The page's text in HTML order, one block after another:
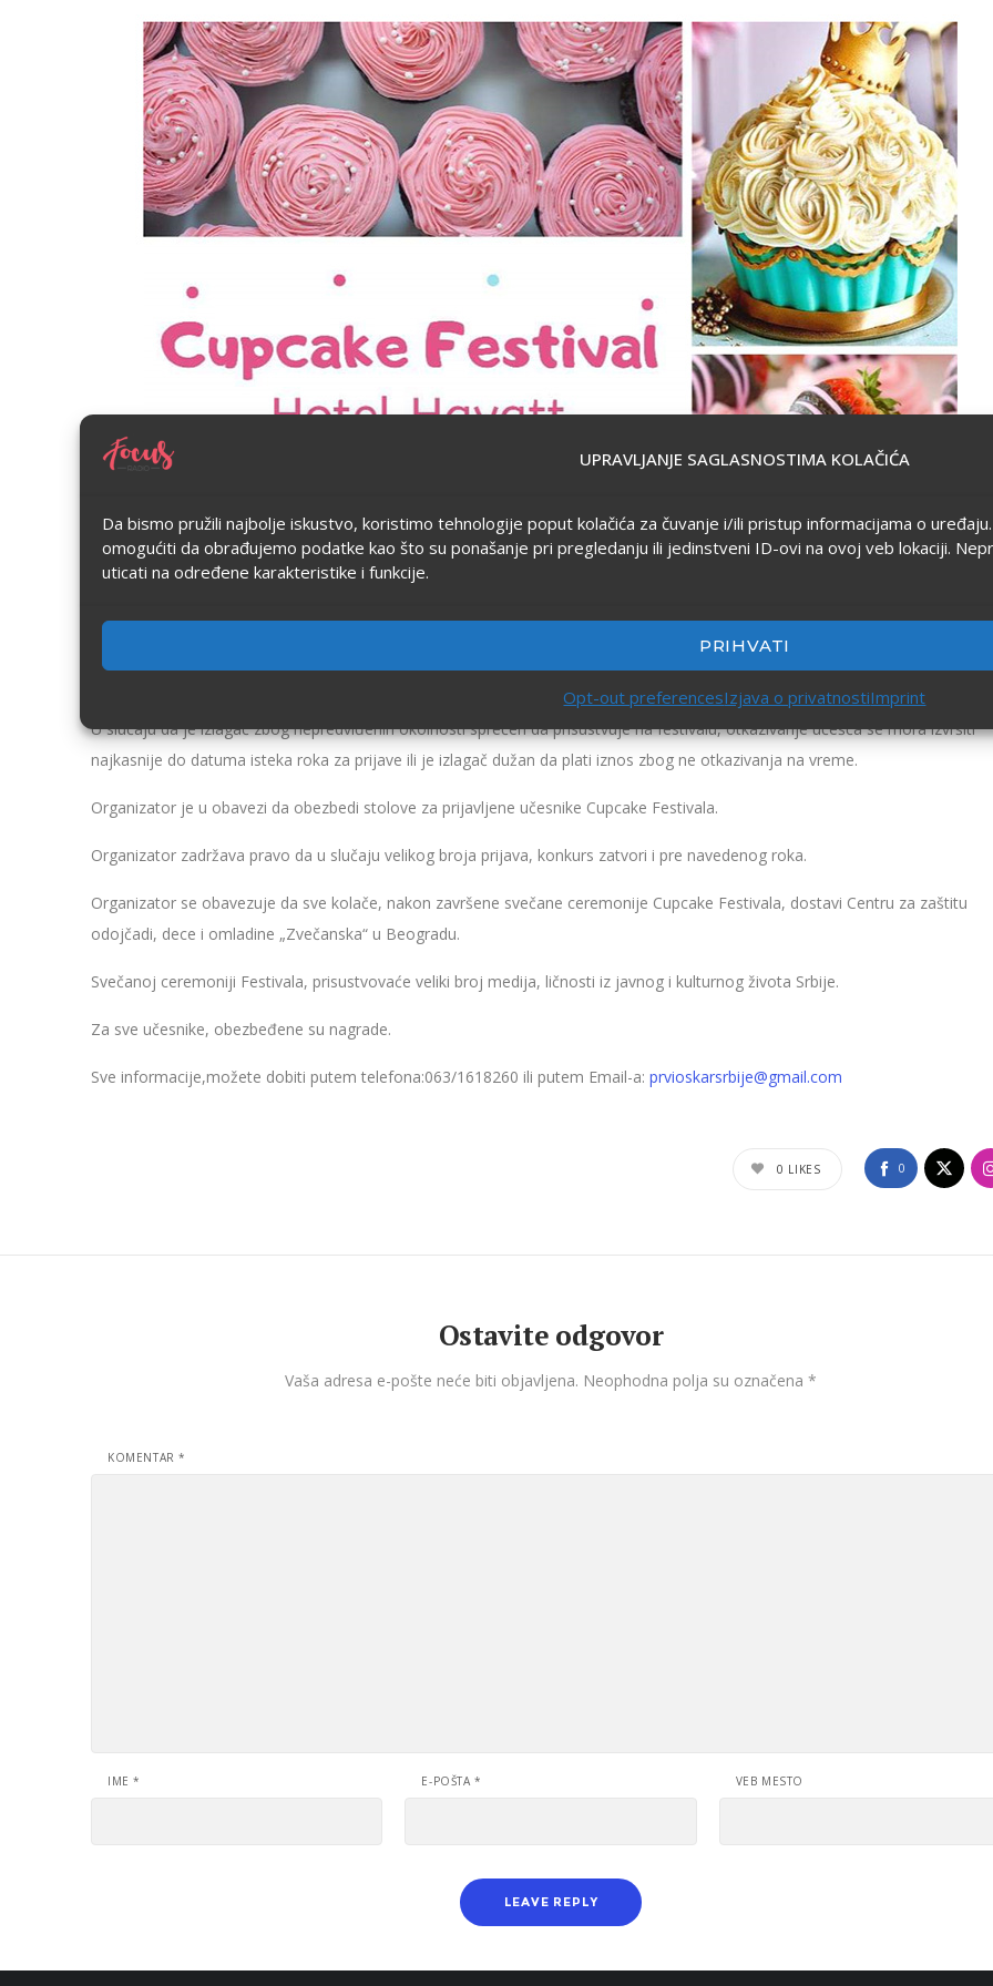
UPRAVLJANJE SAGLASNOSTIMA KOLAČIĆA
Da bismo pružili najbolje iskustvo, koristimo tehnologije poput kolačića za čuvanje i/ili pristup informacijama o
omogućiti da obrađujemo podatke kao što su ponašanje pri pregledanju ili jedinstveni ID-ovi na ovoj veb lokaciji.
uticati na određene karakteristike i funkcije.
PRIHVATI
Opt-out preferencesIzjava o privatnostiImprint
U slučaju da je izlagač zbog nepredviđenih okolnosti sprečen da prisustvuje na festivalu, otkazivanje učešća se mora izvršiti
najkasnije do datuma isteka roka za prijave ili je izlagač dužan da plati iznos zbog ne otkazivanja na vreme.
Organizator je u obavezi da obezbedi stolove za prijavljene učesnike Cupcake Festivala.
Organizator zadržava pravo da u slučaju velikog broja prijava, konkurs zatvori i pre navedenog roka.
Organizator se obavezuje da sve kolače, nakon završene svečane ceremonije Cupcake Festivala, dostavi Centru za zaštitu
odojčadi, dece i omladine „Zvečanska“ u Beogradu.
Svečanoj ceremoniji Festivala, prisustvovaće veliki broj medija, ličnosti iz javnog i kulturnog života Srbije.
Za sve učesnike, obezbeđene su nagrade.
Sve informacije,možete dobiti putem telefona:063/1618260 ili putem Email-a: prvioskarsrbije@gmail.com
0
0 LIKES
Ostavite odgovor
Vaša adresa e-pošte neće biti objavljena. Neophodna polja su označena *
KOMENTAR*
IME* E-POŠTA* VEB MESTO